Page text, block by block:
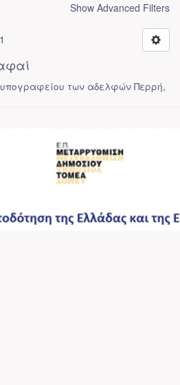
Show Advanced Filters
των αδελφών Περρή,